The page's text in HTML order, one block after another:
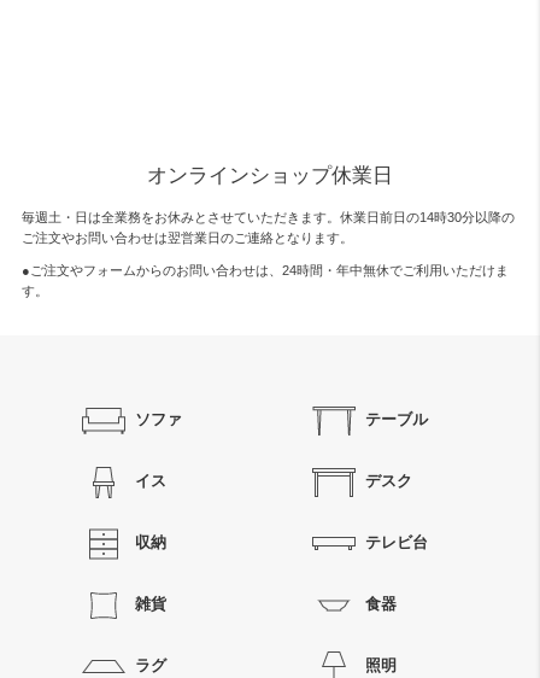
オンラインショップ休業日
毎週土・日は全業務をお休みとさせていただきます。休業日前日の14時30分以降の
ご注文やお問い合わせは翌営業日のご連絡となります。
●ご注文やフォームからのお問い合わせは、 24時間・年中無休でご利用いただけま
す。
ソファ テーブル
イス デスク
収納 テレビ台
雑貨 食器
ラグ 照明